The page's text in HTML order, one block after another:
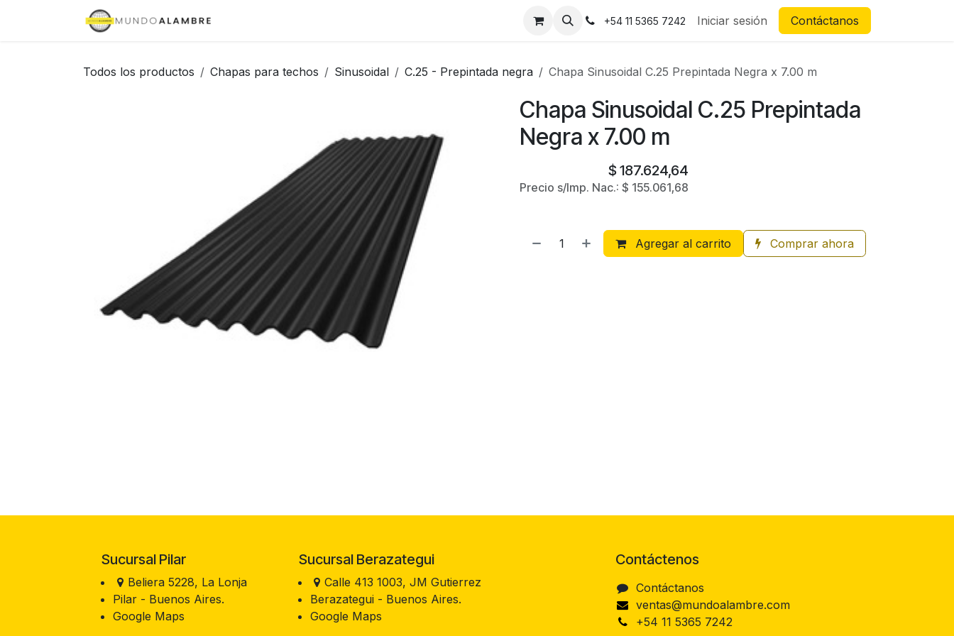
+54 11 5365 7242 Iniciar sesión Contáctanos
Todos los productos Chapas para techos Sinusoidal C.25 - Prepintada negra Chapa Sinusoidal C.25 Prepintada Negra x 7.00 m
Chapa Sinusoidal C.25 Prepintada
Negra x 7.00 m
$ 187.624,64
Precio s/Imp. Nac.: $ 155.061,68
Agregar al carrito Comprar ahora
Sucursal Pilar
Beliera 5228, La Lonja
Pilar - Buenos Aires.
Google Maps
Contáctenos
Contáctanos
ventas@mundoalambre.com
+54 11 5365 7242
Sucursal Berazategui
Calle 413 1003, JM Gutierrez
Berazategui - Buenos Aires.
Google Maps